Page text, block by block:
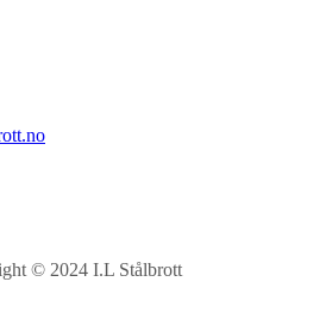
© 2024 I.L Stålbrott